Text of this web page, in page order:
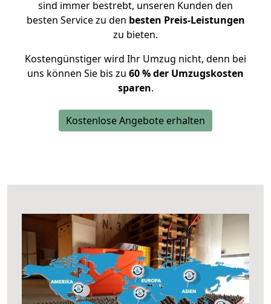
sind immer bestrebt, unseren Kunden den
besten Service zu den besten Preis-Leistungen
zu bieten.
Kostengünstiger wird Ihr Umzug nicht, denn bei
uns können Sie bis zu 60 % der Umzugskosten
sparen.
Kostenlose Angebote erhalten